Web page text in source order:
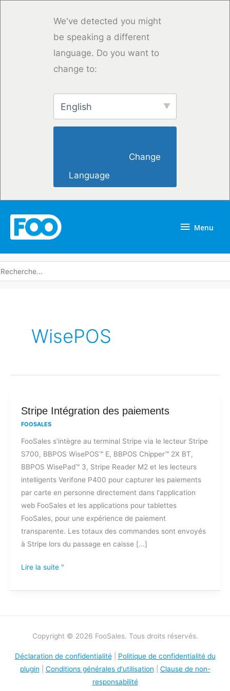
We've detected you might
be speaking a different
language. Do you want to
change to:
English
Language
Menu
WisePOS
Stripe Intégration des paiements
FOOSALES
FooSales s'intègre au terminal Stripe via le lecteur Stripe
S700, BBPOS WisePOS™ E, BBPOS Chipper™ 2X BT,
BBPOS WisePad™ 3, Stripe Reader M2 et les lecteurs
intelligents Verifone P400 pour capturer les paiements
par carte en personne directement dans l'application
web FooSales et les applications pour tablettes
FooSales, pour une expérience de paiement
transparente. Les totaux des commandes sont envoyés
à Stripe lors du passage en caisse [...]
Stripe
Intégration
Lire la suite "
Copyright © 2026 FooSales. Tous droits réservés.
Déclaration de confidentialité| Politique de confidentialité du
plugin
Conditions générales d'utilisation
Clause de non-
responsabilité